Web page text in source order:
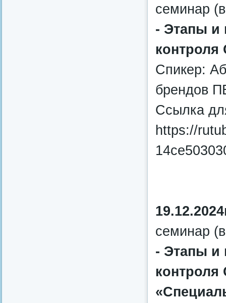
семинар
- Этапы и
контроля
Спикер:
брендов
Ссылка
https://
семинар
- Этапы и
контроля